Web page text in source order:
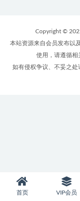
Copyright ©
本站资源来自会员发布以
使用，请遵循相
如有侵权争议、不妥之
首页 VIP会员